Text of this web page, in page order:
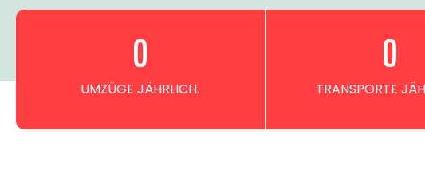
UMZÜGE JÄHRLICH.
0
TRANSPORTE
0